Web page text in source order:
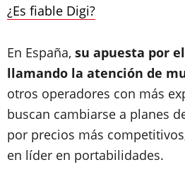
¿Es fiable Digi?
En España, su apuesta por
llamando la atención de
otros operadores con más
buscan cambiarse a planes
por precios más
en líder en portabilidades.